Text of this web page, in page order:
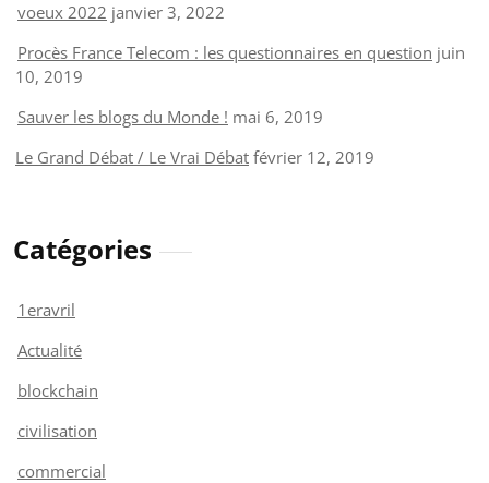
voeux 2022 janvier 3, 2022
Procès France Telecom : les questionnaires en question juin
10, 2019
Sauver les blogs du Monde ! mai 6, 2019
Le Grand Débat / Le Vrai Débat février 12, 2019
Catégories
1eravril
Actualité
blockchain
civilisation
commercial